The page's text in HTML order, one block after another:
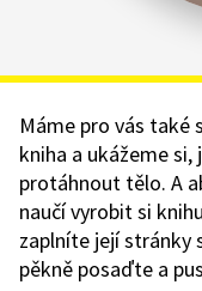
Máme pro vás
kniha a ukážeme
protáhnout tělo. A
naučí vyrobit si
zaplníte její stránky
pěkně posaďte a